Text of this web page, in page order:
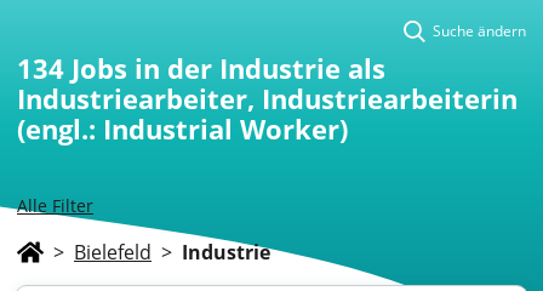
Alle Filter
Suche ändern
134 Jobs in der Industrie als
Industriearbeiter, Industriearbeiterin
(engl.: Industrial Worker)
> Bielefeld > Industrie